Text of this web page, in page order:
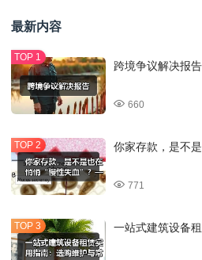
最新内容
跨境争议解决报告
660
你家存款，是不
771
一站式建筑设备